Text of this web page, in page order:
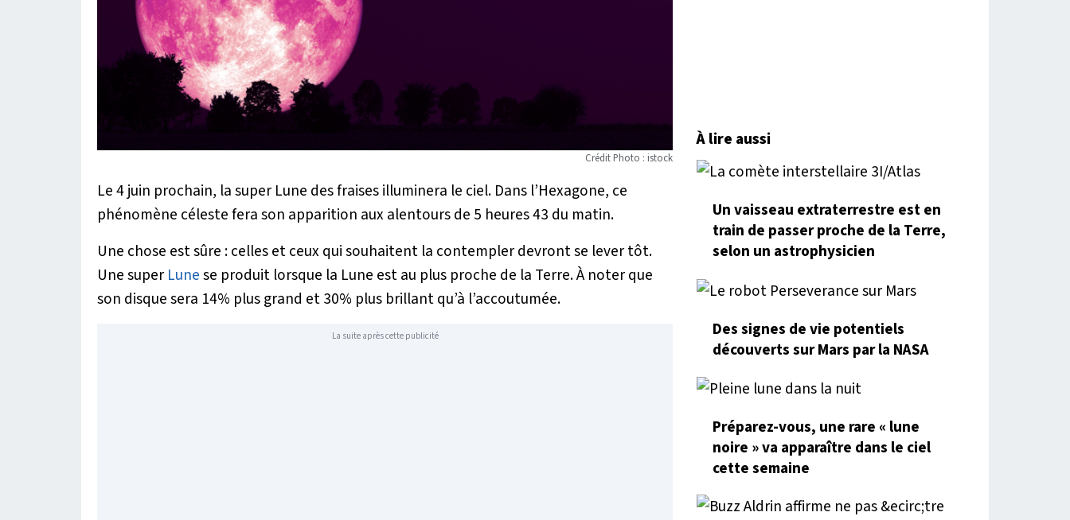
Crédit Photo : istock
Le 4 juin prochain, la super Lune des fraises illuminera le ciel. Dans l’Hexagone, ce
phénomène céleste fera son apparition aux alentours de 5 heures 43 du matin.
Une chose est sûre : celles et ceux qui souhaitent la contempler devront se lever tôt.
Une super Lunese produit lorsque la Lune est au plus proche de la Terre. À noter que
son disque sera 14% plus grand et 30% plus brillant qu’à l’accoutumée.
La suite après cette publicité
À lire aussi
Un vaisseau extraterrestre est en
train de passer proche de la Terre,
selon un astrophysicien
Des signes de vie potentiels
découverts sur Mars par la NASA
Préparez-vous, une rare « lune
noire » va apparaître dans le ciel
cette semaine